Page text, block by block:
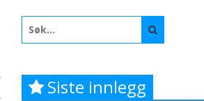
for:
Siste innlegg